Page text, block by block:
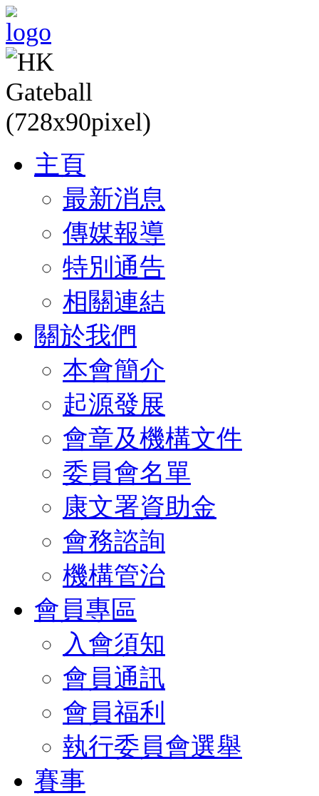
主頁
最新消息
傳媒報導
特別通告
相關連結
關於我們
本會簡介
起源發展
會章及機構文件
委員會名單
康文署資助金
會務諮詢
機構管治
會員專區
入會須知
會員通訊
會員福利
執行委員會選舉
賽事